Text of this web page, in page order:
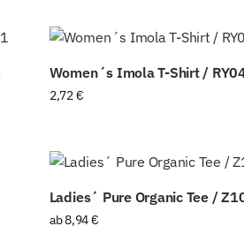
Women´s Imola T-Shirt /
2,72€
Ladies´ Pure Organic Tee /
ab8,94€